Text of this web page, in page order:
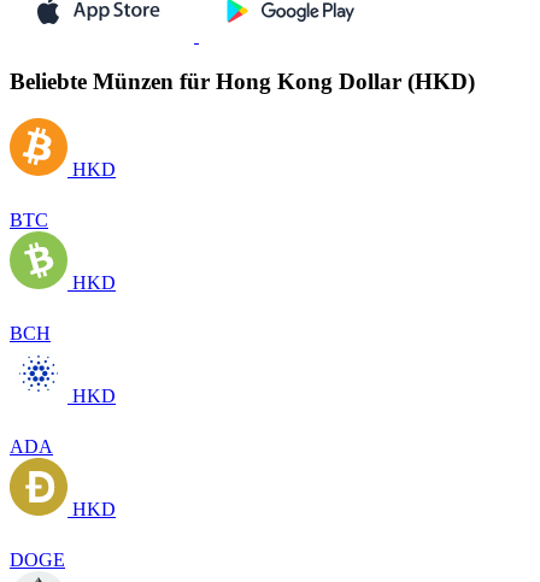
Beliebte Münzen für Hong Kong Dollar (HKD)
HKD
BTC
HKD
BCH
HKD
ADA
HKD
DOGE